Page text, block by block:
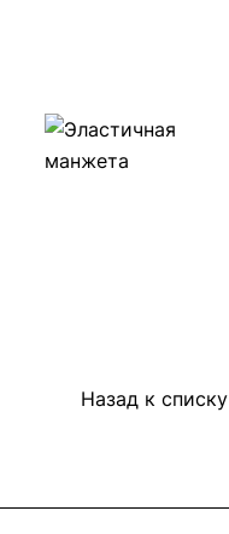
Назад к списку